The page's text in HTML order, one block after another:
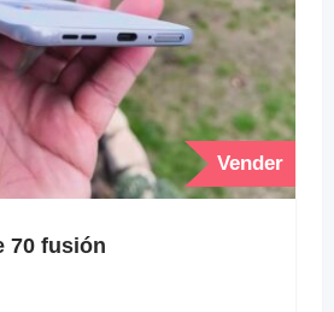
Vender
70 fusión